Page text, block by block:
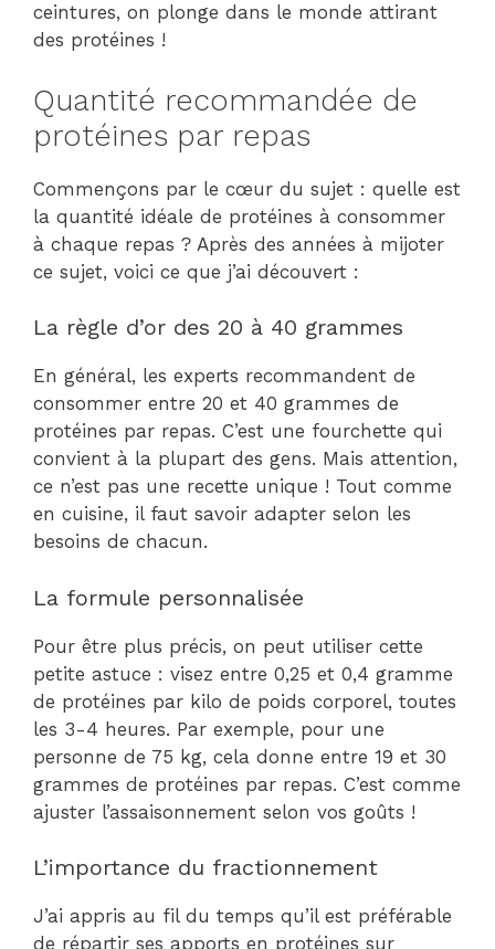
ceintures, on plonge dans le monde attirant
des protéines !
Quantité recommandée de
protéines par repas
Commençons par le cœur du sujet : quelle est
la quantité idéale de protéines à consommer
à chaque repas ? Après des années à mijoter
ce sujet, voici ce que j’ai découvert :
La règle d’or des 20 à 40 grammes
En général, les experts recommandent de
consommer entre 20 et 40 grammes de
protéines par repas. C’est une fourchette qui
convient à la plupart des gens. Mais attention,
ce n’est pas une recette unique ! Tout comme
en cuisine, il faut savoir adapter selon les
besoins de chacun.
La formule personnalisée
Pour être plus précis, on peut utiliser cette
petite astuce : visez entre 0,25 et 0,4 gramme
de protéines par kilo de poids corporel, toutes
les 3-4 heures. Par exemple, pour une
personne de 75 kg, cela donne entre 19 et 30
grammes de protéines par repas. C’est comme
ajuster l’assaisonnement selon vos goûts !
L’importance du fractionnement
J’ai appris au fil du temps qu’il est préférable
de répartir ses apports en protéines sur